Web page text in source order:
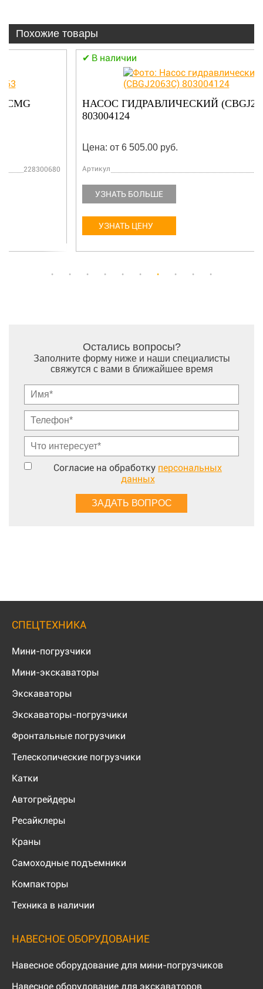
Похожие товары
НАСОС ГИДРАВЛИЧЕСКИЙ (CBGJ2063C)
Цена: от 6 505.00 руб.
Артикул
УЗНАТЬ БОЛЬШЕ
Остались вопросы?
Заполните форму ниже и наши специалисты
свяжутся с вами в ближайшее время
Согласие на обработку персональных
данных
СПЕЦТЕХНИКА
Мини-погрузчики
Мини-экскаваторы
Экскаваторы
Экскаваторы-погрузчики
Фронтальные погрузчики
Телескопические погрузчики
Катки
Автогрейдеры
Ресайклеры
Краны
Самоходные подъемники
Компакторы
Техника в наличии
НАВЕСНОЕ ОБОРУДОВАНИЕ
Навесное оборудование для мини-погрузчиков
Навесное оборудование для экскаваторов